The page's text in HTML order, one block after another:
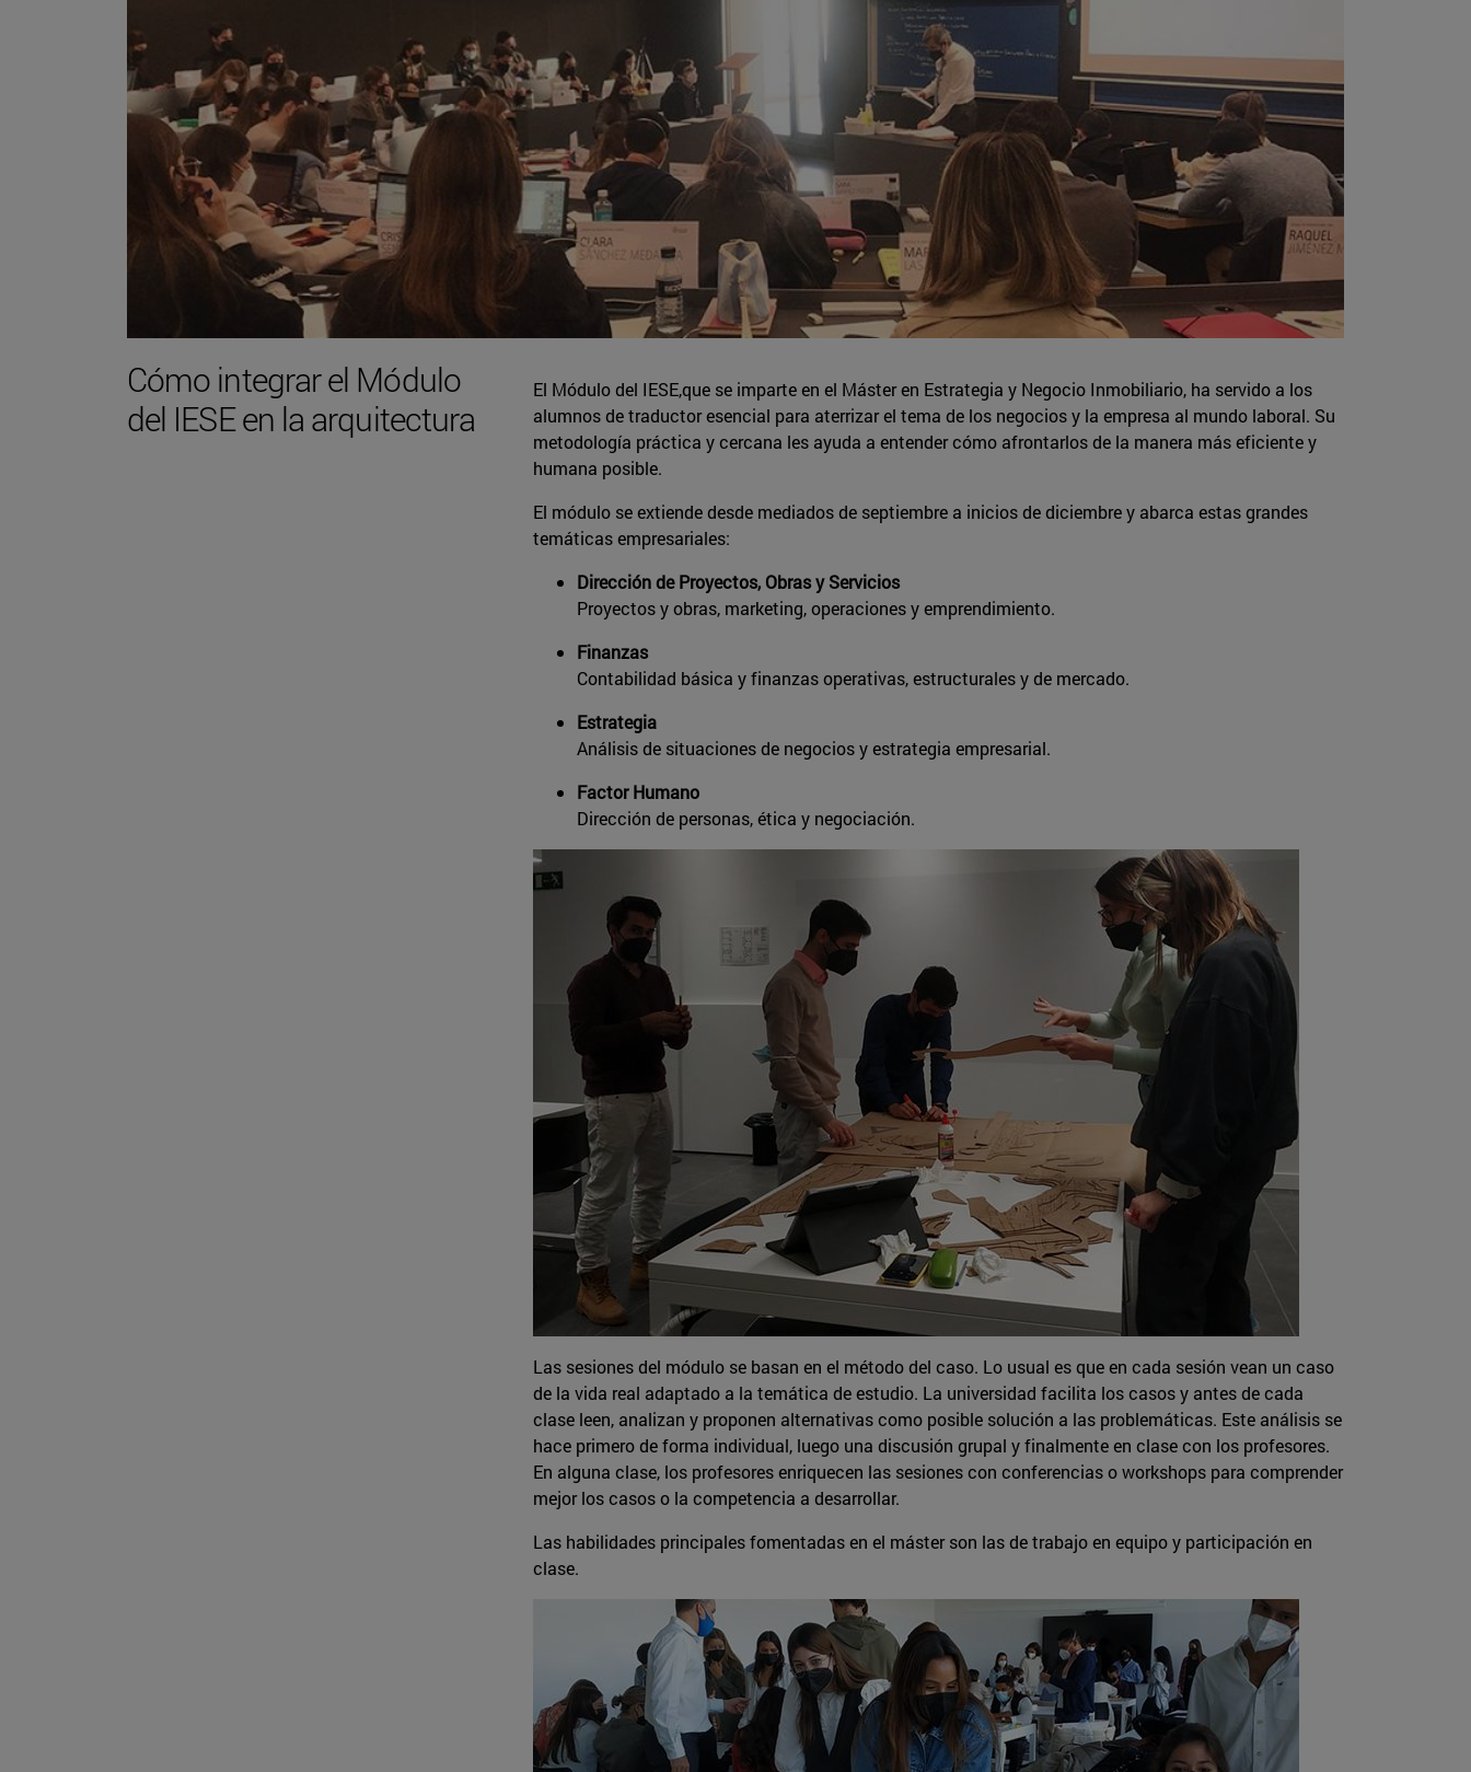
Cómo integrar el Módulo
del IESE en la arquitectura
El Módulo del IESE,que se imparte en el Máster en Estrategia y Negocio Inmobiliario, ha servido a los
alumnos de traductor esencial para aterrizar el tema de los negocios y la empresa al mundo laboral. Su
metodología práctica y cercana les ayuda a entender cómo afrontarlos de la manera más eficiente y
humana posible.
El módulo se extiende desde mediados de septiembre a inicios de diciembre y abarca estas grandes
temáticas empresariales:
Dirección de Proyectos, Obras y Servicios
Proyectos y obras, marketing, operaciones y emprendimiento.
Finanzas
Contabilidad básica y finanzas operativas, estructurales y de mercado.
Estrategia
Análisis de situaciones de negocios y estrategia empresarial.
Factor Humano
Dirección de personas, ética y negociación.
Las sesiones del módulo se basan en el método del caso. Lo usual es que en cada sesión vean un caso
de la vida real adaptado a la temática de estudio. La universidad facilita los casos y antes de cada
clase leen, analizan y proponen alternativas como posible solución a las problemáticas. Este análisis se
hace primero de forma individual, luego una discusión grupal y finalmente en clase con los profesores.
En alguna clase, los profesores enriquecen las sesiones con conferencias o workshops para comprender
mejor los casos o la competencia a desarrollar.
Las habilidades principales fomentadas en el máster son las de trabajo en equipo y participación en
clase.